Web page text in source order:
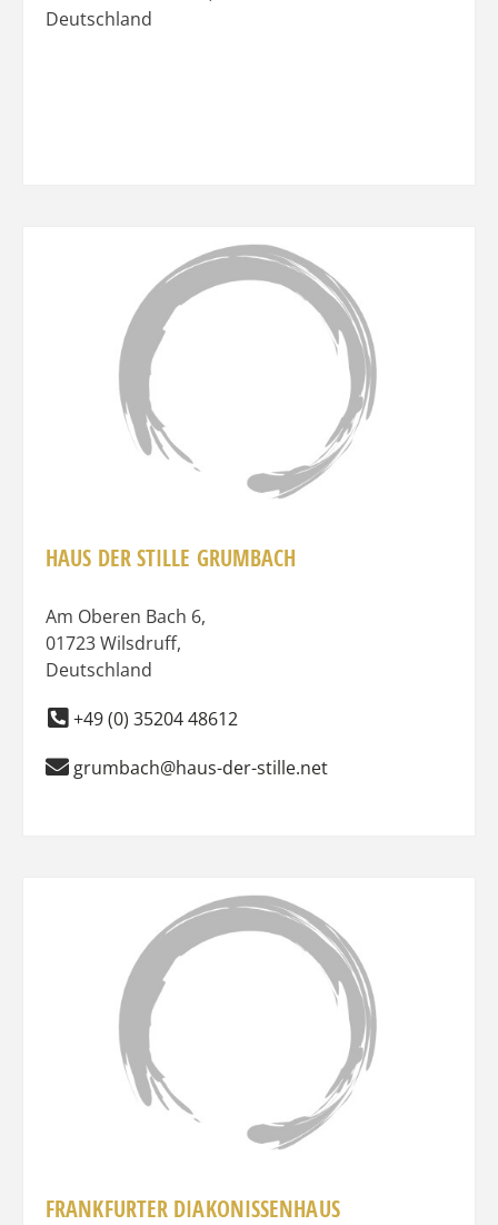
Deutschland
HAUS DER STILLE GRUMBACH
Am Oberen Bach 6,
01723Wilsdruff,
Deutschland
+49 (0) 35204 48612
grumbach@haus-der-stille.net
FRANKFURTER DIAKONISSENHAUS